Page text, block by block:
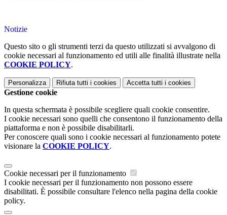
Notizie
Questo sito o gli strumenti terzi da questo utilizzati si avvalgono di
cookie necessari al funzionamento ed utili alle finalità illustrate nella
COOKIE POLICY.
Personalizza Rifiuta tutti i cookies Accetta tutti i cookies
Gestione cookie
In questa schermata è possibile scegliere quali cookie consentire.
I cookie necessari sono quelli che consentono il funzionamento della
piattaforma e non è possibile disabilitarli.
Per conoscere quali sono i cookie necessari al funzionamento potete
visionare la COOKIE POLICY.
Cookie necessari per il funzionamento
I cookie necessari per il funzionamento non possono essere
disabilitati. È possibile consultare l'elenco nella pagina della cookie
policy.